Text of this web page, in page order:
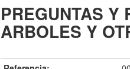
PREGUNTAS Y
ARBOLES Y